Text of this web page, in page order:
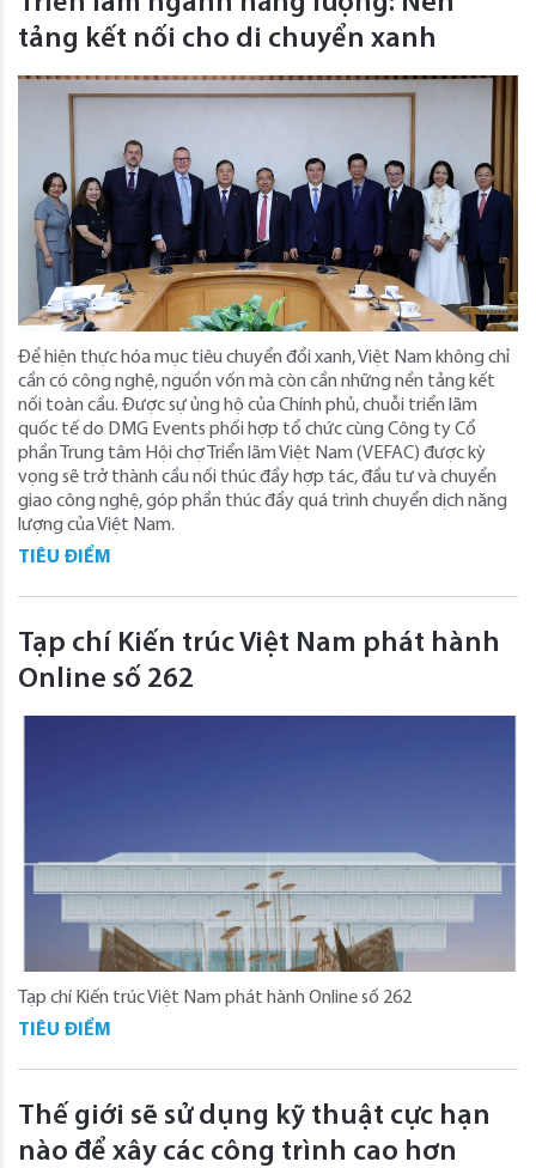
tảng kết nối cho di chuyển xanh
Để hiện thực hóa mục tiêu chuyển đổi xanh, Việt Nam không chỉ
cần có công nghệ, nguồn vốn mà còn cần những nền tảng kết
nối toàn cầu. Được sự ủng hộ của Chính phủ, chuỗi triển lãm
quốc tế do DMG Events phối hợp tổ chức cùng Công ty Cổ
phần Trung tâm Hội chợ Triển lãm Việt Nam (VEFAC) được kỳ
vọng sẽ trở thành cầu nối thúc đẩy hợp tác, đầu tư và chuyển
giao công nghệ, góp phần thúc đẩy quá trình chuyển dịch năng
lượng của Việt Nam.
TIÊU ĐIỂM
Tạp chí Kiến trúc Việt Nam phát hành
Online số 262
Tạp chí Kiến trúc Việt Nam phát hành Online số 262
TIÊU ĐIỂM
Thế giới sẽ sử dụng kỹ thuật cực hạn
nào để xây các công trình cao hơn